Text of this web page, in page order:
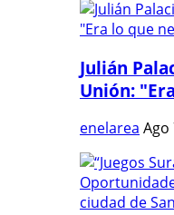
Julián
Unión:
enelarea Ago